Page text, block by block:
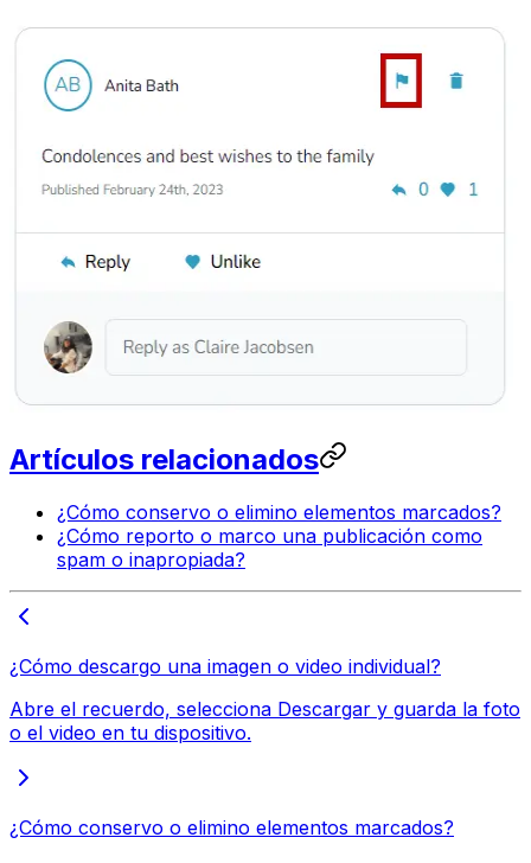
Artículos relacionados
¿Cómo conservo o elimino elementos marcados?
¿Cómo reporto o marco una publicación como
spam o inapropiada?
¿Cómo descargo una imagen o video individual?
Abre el recuerdo, selecciona Descargar y guarda la foto
o el video en tu dispositivo.
¿Cómo conservo o elimino elementos marcados?